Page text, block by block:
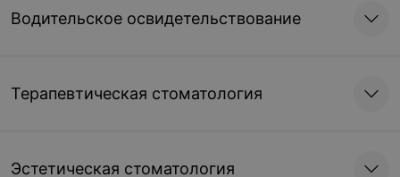
Водительское освидетельствование
Терапевтическая стоматология
Эстетическая стоматология